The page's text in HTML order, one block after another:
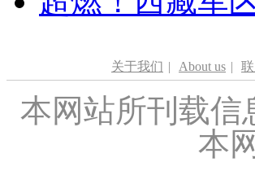
关于我们 | About us |
本网站所刊载信
本